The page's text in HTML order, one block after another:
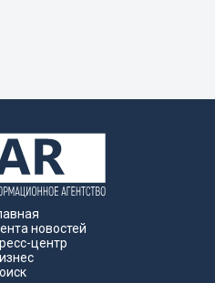
новостей
центр